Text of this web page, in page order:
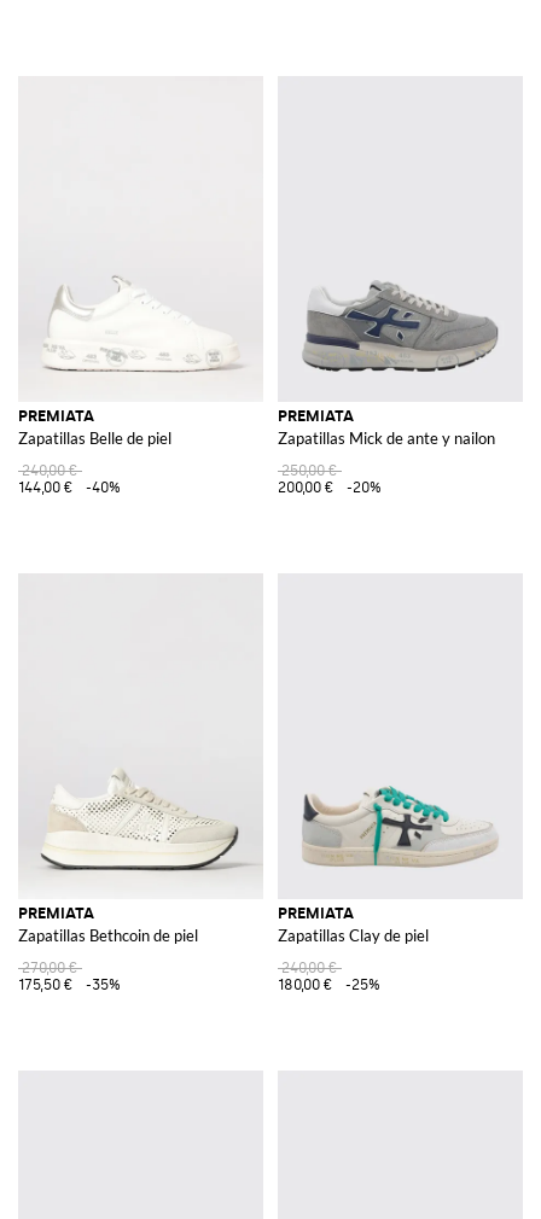
PREMIATA
Zapatillas Belle de piel
240,00 €
144,00 €
-40%
PREMIATA
Zapatillas Mick de ante y nailon
250,00 €
200,00 €
-20%
PREMIATA
Zapatillas Bethcoin de piel
270,00 €
175,50 €
-35%
PREMIATA
Zapatillas Clay de piel
240,00 €
180,00 €
-25%